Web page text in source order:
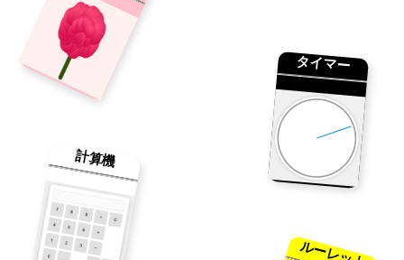
タイマー
計算機